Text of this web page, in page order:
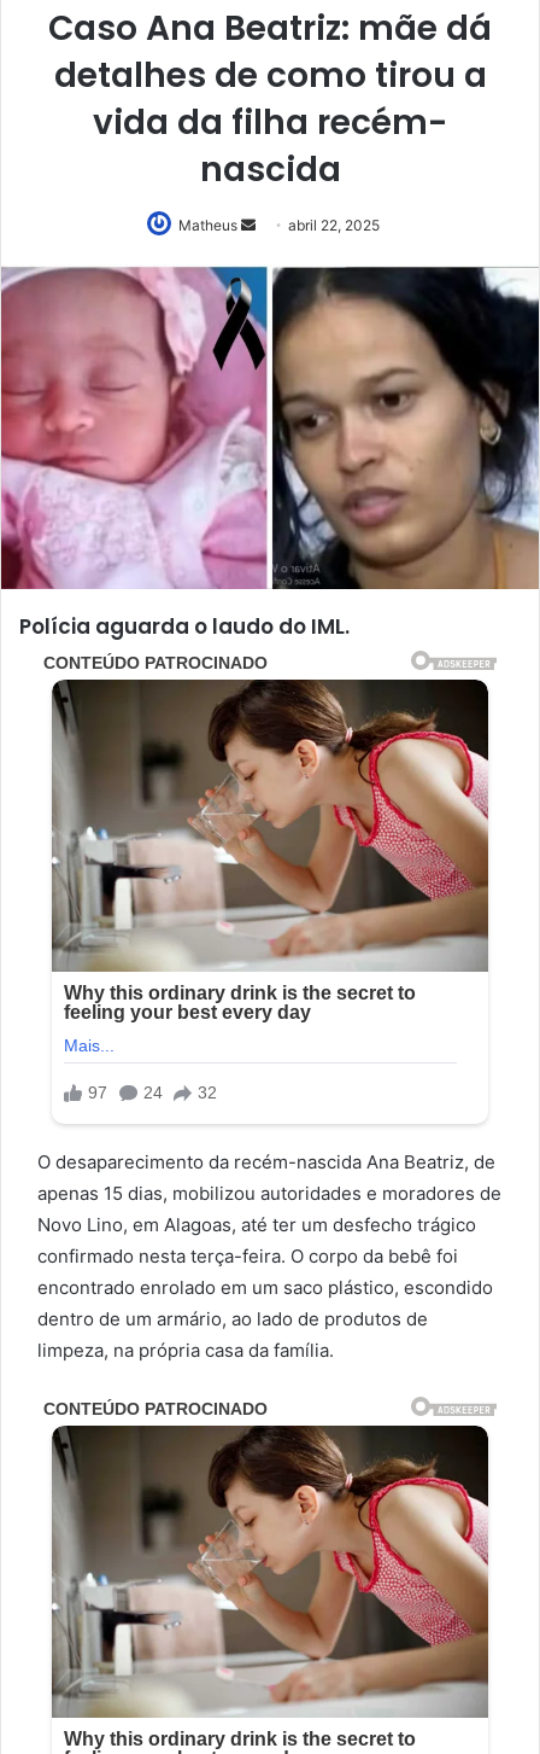
Caso Ana Beatriz: mãe dá
detalhes de como tirou a
vida da filha recém-
nascida
Matheus
Mande
mail
abril 22, 2025
Polícia aguarda o laudo do IML.
O desaparecimento da recém-nascida Ana Beatriz, de
apenas 15 dias, mobilizou autoridades e moradores de
Novo Lino, em Alagoas, até ter um desfecho trágico
confirmado nesta terça-feira. O corpo da bebê foi
encontrado enrolado em um saco plástico, escondido
dentro de um armário, ao lado de produtos de
limpeza, na própria casa da família.